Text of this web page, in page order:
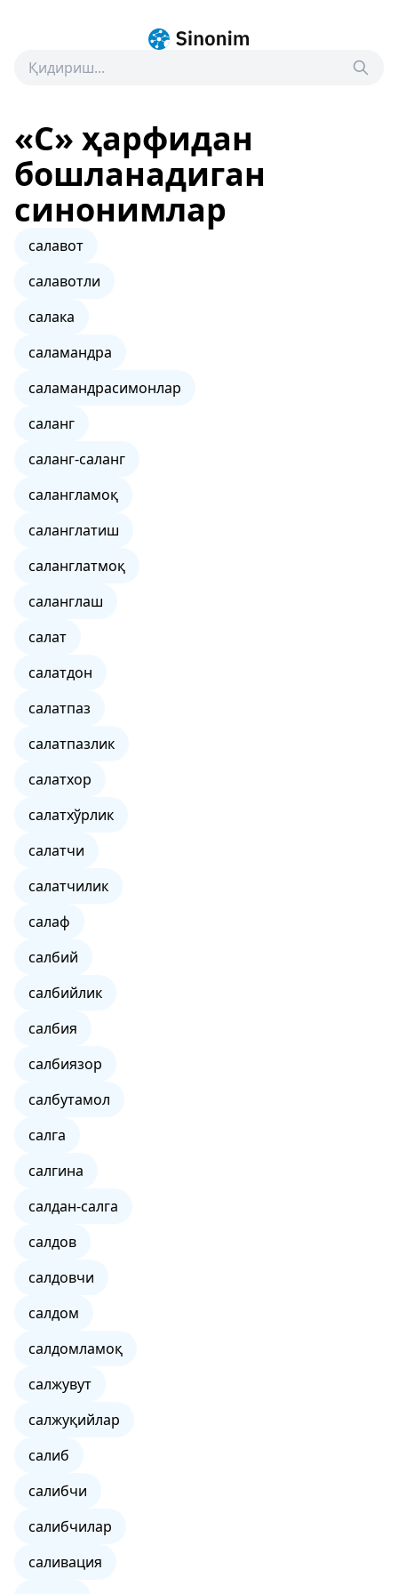
«С» ҳарфидан
бошланадиган
синонимлар
салавот
салавотли
салака
саламандра
саламандрасимонлар
саланг
саланг-саланг
салангламоқ
саланглатиш
саланглатмоқ
саланглаш
салат
салатдон
салатпаз
салатпазлик
салатхор
салатхўрлик
салатчи
салатчилик
салаф
салбий
салбийлик
салбия
салбиязор
салбутамол
салга
салгина
салдан-салга
салдов
салдовчи
салдом
салдомламоқ
салжувут
салжуқийлар
салиб
салибчи
салибчилар
саливация